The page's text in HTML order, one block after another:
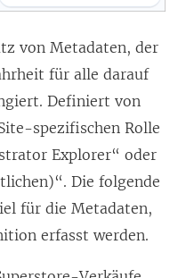
von Metadaten, der
für alle darauf
Definiert von
spezifischen Rolle
Explorer“ oder
Die folgende
für die Metadaten,
erfasst werden.